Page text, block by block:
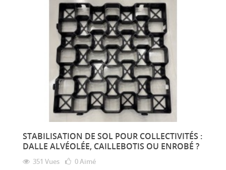
STABILISATION DE SOL POUR COLLECTIVITÉS :
DALLE ALVÉOLÉE, CAILLEBOTIS OU ENROBÉ ?
351 Vues 0Aimé